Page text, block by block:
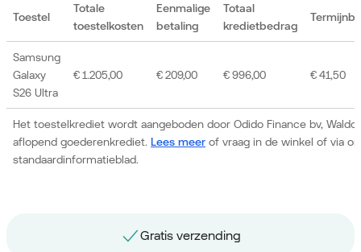
Toestel
Totale
toestelkosten
Eenmalige
betaling
Totaal
kredietbedrag
Het toestelkrediet wordt aangeboden door Odido Finance bv,
aflopend goederenkrediet. Lees meer of vraag in de winkel of via
standaardinformatieblad.
Samsung
Galaxy
S26 Ultra
€ 1.205,00 € 209,00 € 996,00 € 41,50
Gratis nummerbehoud